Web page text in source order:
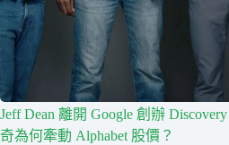
Jeff Dean 離開 Google 創辦
奇為何牽動 Alphabet 股價？